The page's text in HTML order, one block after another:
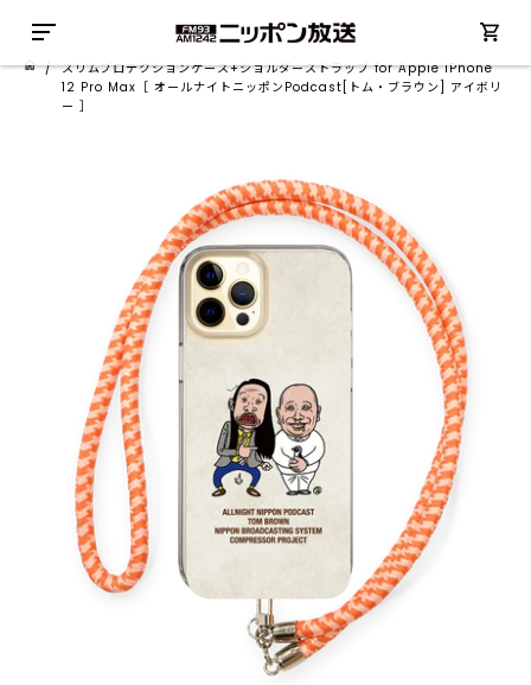
/スリムプロテクションケース+ショルダーストラップ for Apple iPhone
12 Pro Max［ オールナイトニッポンPodcast[トム・ブラウン] アイボリ
ー ］